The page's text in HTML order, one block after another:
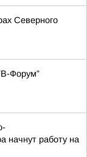
Северного
Форум”
начнут работу на